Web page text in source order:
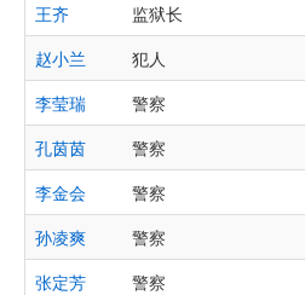
王齐
监狱长
赵小兰
犯人
李莹瑞
警察
孔茵茵
警察
李金会
警察
孙凌爽
警察
张定芳
警察